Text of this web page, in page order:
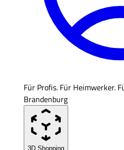
Für Profis. Für Heimwerker.
Brandenburg
3D Shopping